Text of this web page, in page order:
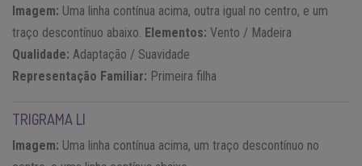
Imagem: Uma linha contínua acima, outra igual no centro, e um
traço descontínuo abaixo. Elementos: Vento / Madeira
Qualidade: Adaptação / Suavidade
Representação Familiar: Primeira filha
TRIGRAMA LI
Imagem: Uma linha contínua acima, um traço descontínuo no